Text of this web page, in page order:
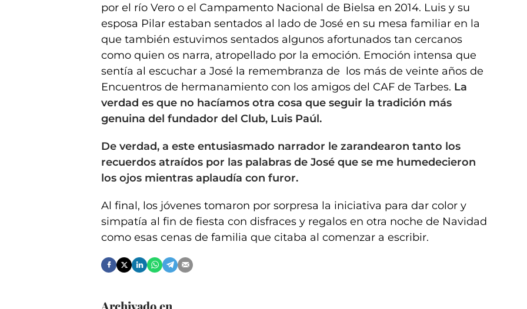
por el río Vero o el Campamento Nacional de Bielsa en 2014. Luis y su
esposa Pilar estaban sentados al lado de José en su mesa familiar en la
que también estuvimos sentados algunos afortunados tan cercanos
como quien os narra, atropellado por la emoción. Emoción intensa que
sentía al escuchar a José la remembranza de los más de veinte años de
Encuentros de hermanamiento con los amigos del CAF de Tarbes. La
verdad es que no hacíamos otra cosa que seguir la tradición más
genuina del fundador del Club, Luis Paúl.
De verdad, a este entusiasmado narrador le zarandearon tanto los
recuerdos atraídos por las palabras de José que se me humedecieron
los ojos mientras aplaudía con furor.
Al final, los jóvenes tomaron por sorpresa la iniciativa para dar color y
simpatía al fin de fiesta con disfraces y regalos en otra noche de Navidad
como esas cenas de familia que citaba al comenzar a escribir.
Archivado en